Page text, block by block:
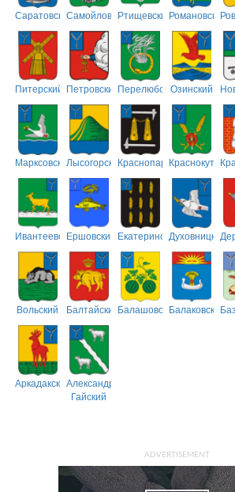
СаратовскийСамойловскийРтищевскийРомановский
Питерский ПетровскийПерелюбскийОзинский
МарксовскийЛысогорскийКраснопартизанский
Краснокутский
ИвантеевскийЕршовский ЕкатериновскийДуховницкий
Вольский БалтайскийБалашовскийБалаковский
АркадакскийАлександрово-
Гайский
ADVERTISEMENT